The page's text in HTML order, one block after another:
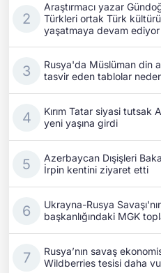
Araştırmacı yazar
Türkleri ortak Türk
yaşatmaya devam ediyor
Rusya'da Müslüman din
tasvir eden tablolar
Kırım Tatar siyasi tutsak
yeni yaşına girdi
Azerbaycan Dışişleri
İrpin kentini ziyaret etti
Ukrayna-Rusya
başkanlığındaki MGK
Rusya’nın savaş
Wildberries tesisi daha